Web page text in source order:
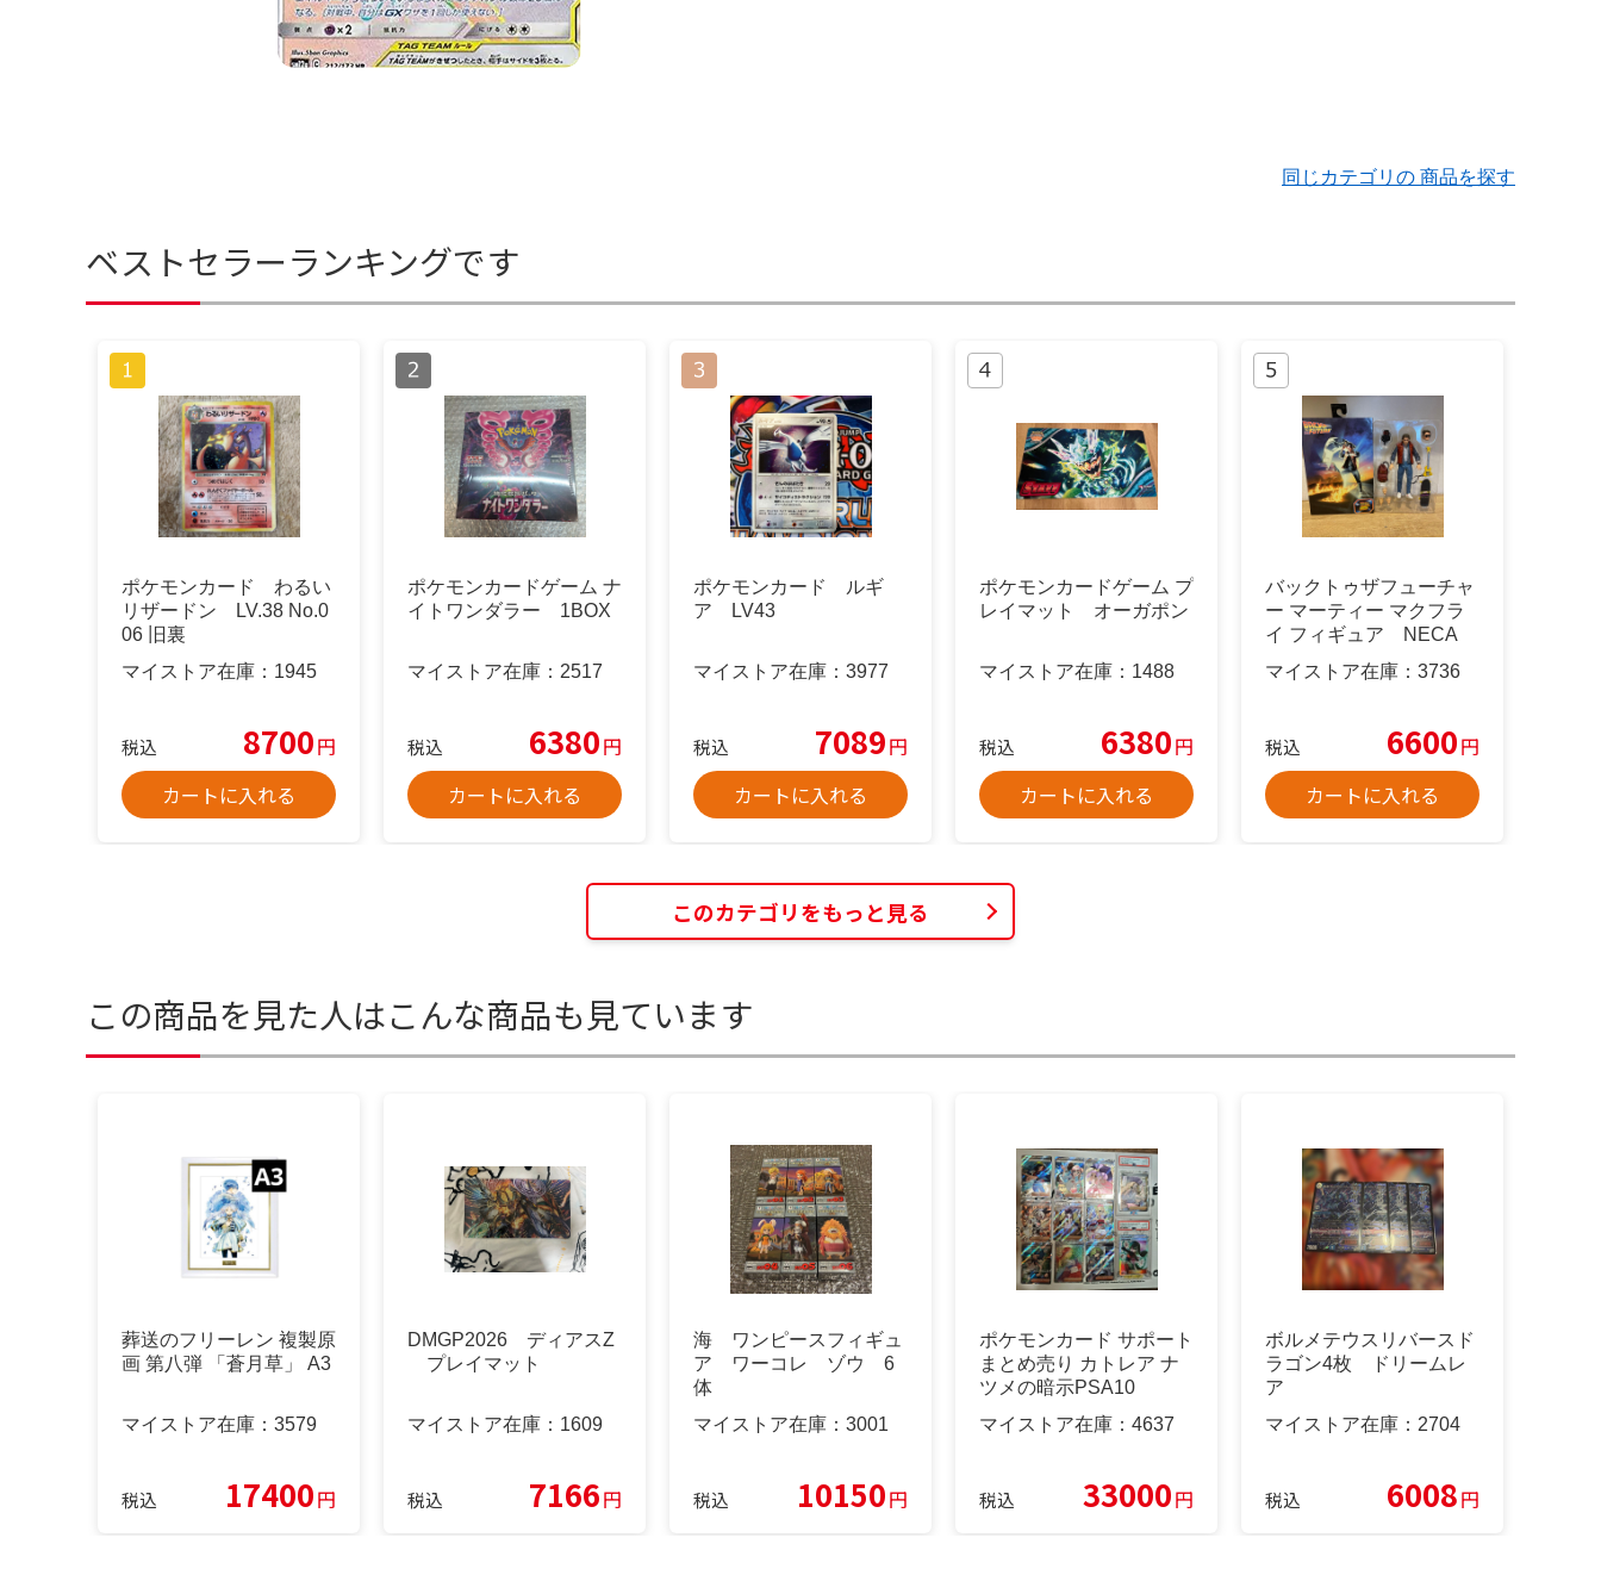
同じカテゴリの 商品を探す
ベストセラーランキングです
ポケモンカード わるい
リザードン LV.38 No.0
06 旧裏
マイストア在庫： 1945
税込 8700円
カートに入れる
ポケモンカードゲーム ナ
イトワンダラー 1BOX
マイストア在庫： 2517
税込 6380円
カートに入れる
ポケモンカード ルギ
ア LV43
マイストア在庫： 3977
税込 7089円
カートに入れる
ポケモンカードゲーム プ
レイマット オーガポン
マイストア在庫： 1488
税込 6380円
カートに入れる
バックトゥザフューチャ
ー マーティー マクフラ
イ フィギュア NECA
マイストア在庫： 3736
税込 6600円
カートに入れる
このカテゴリをもっと見る
この商品を見た人はこんな商品も見ています
葬送のフリーレン 複製原
画 第八弾 「蒼月草」 A3
マイストア在庫： 3579
税込 17400円
DMGP2026 ディアスZ
プレイマット
マイストア在庫： 1609
税込 7166円
海 ワンピースフィギュ
ア ワーコレ ゾウ 6
体
マイストア在庫： 3001
税込 10150円
ポケモンカード サポート
まとめ売り カトレア ナ
ツメの暗示PSA10
マイストア在庫： 4637
税込 33000円
ボルメテウスリバースド
ラゴン4枚 ドリームレ
ア
マイストア在庫： 2704
税込 6008円